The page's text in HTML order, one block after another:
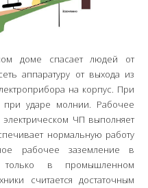
доме спасает людей от
аппаратуру от выхода из
на корпус. При
при ударе молнии. Рабочее
ЧП выполняет
нормальную работу
рабочее заземление в
только в промышленном
считается достаточным